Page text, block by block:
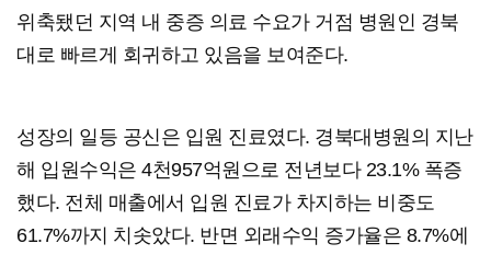
위축됐던 지역 내 중증 의료 수요가 거점 병원인 경북
대로 빠르게 회귀하고 있음을 보여준다.
성장의 일등 공신은 입원 진료였다. 경북대병원의 지난
해 입원수익은 4천957억원으로 전년보다 23.1% 폭증
했다. 전체 매출에서 입원 진료가 차지하는 비중도
61.7%까지 치솟았다. 반면 외래수익 증가율은 8.7%에